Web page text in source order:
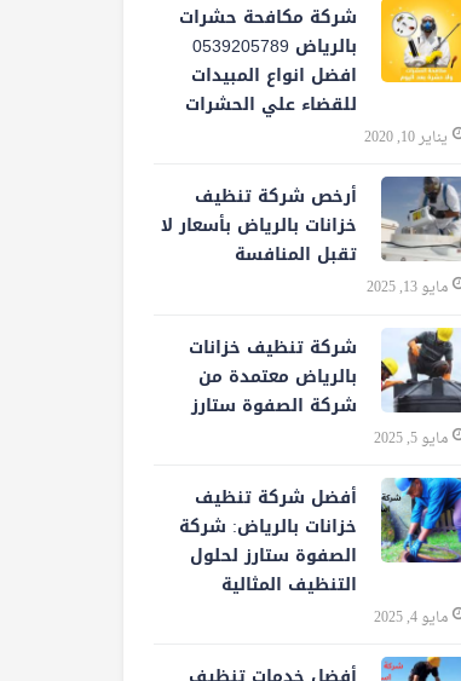
شركة مكافحة حشرات
بالرياض 0539205789
افضل انواع المبيدات
للقضاء علي الحشرات
يناير 10, 2020
أرخص شركة تنظيف
خزانات بالرياض بأسعار لا
تقبل المنافسة
مايو 13, 2025
شركة تنظيف خزانات
بالرياض معتمدة من
شركة الصفوة ستارز
مايو 5, 2025
أفضل شركة تنظيف
خزانات بالرياض: شركة
الصفوة ستارز لحلول
التنظيف المثالية
مايو 4, 2025